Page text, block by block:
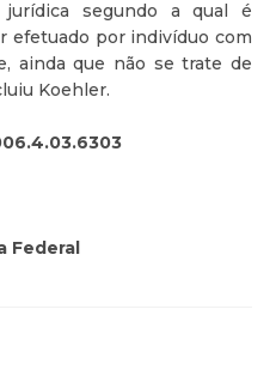
segundo a qual é
efetuado por indivíduo com
ainda que não se trate de
Koehler.
Federal